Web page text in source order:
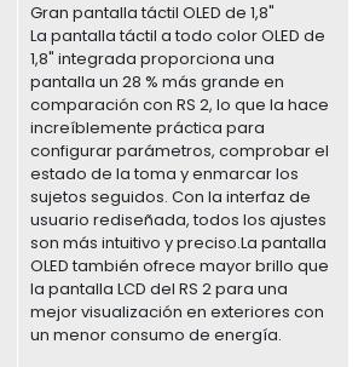
Gran pantalla táctil OLED de 1,8"
La pantalla táctil a todo color OLED de
1,8" integrada proporciona una
pantalla un 28 % más grande en
comparación con RS 2, lo que la hace
increíblemente práctica para
configurar parámetros, comprobar el
estado de la toma y enmarcar los
sujetos seguidos. Con la interfaz de
usuario rediseñada, todos los ajustes
son más intuitivo y preciso.La pantalla
OLED también ofrece mayor brillo que
la pantalla LCD del RS 2 para una
mejor visualización en exteriores con
un menor consumo de energía.